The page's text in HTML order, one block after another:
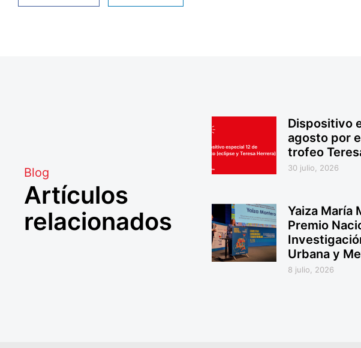
Blog
Artículos
relacionados
Dispositivo
agosto por
trofeo
30 julio, 2026
Yaiza María
Premio
Urbana y
8 julio, 2026